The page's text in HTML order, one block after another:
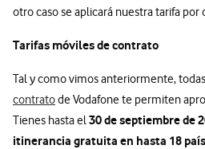
otro caso se aplicará nuestra tarifa por
Tarifas móviles de contrato
Tal y como vimos anteriormente,
contratode Vodafone te permiten
Tienes hasta el30 de septiembre de
itinerancia gratuita en hasta 18